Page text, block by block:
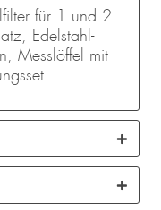
für 1 und 2
Edelstahl-
Messlöffel mit